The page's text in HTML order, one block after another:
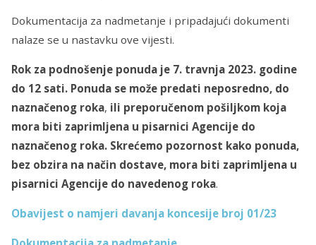
Dokumentacija za nadmetanje i pripadajući dokumenti
nalaze se u nastavku ove vijesti.
Rok za podnošenje ponuda je 7. travnja 2023. godine
do 12 sati. Ponuda se može predati neposredno, do
naznačenog roka, ili preporučenom pošiljkom koja
mora biti zaprimljena u pisarnici Agencije do
naznačenog roka. Skrećemo pozornost kako ponuda,
bez obzira na način dostave, mora biti zaprimljena u
pisarnici Agencije do navedenog roka.
Obavijest o namjeri davanja koncesije broj 01/23